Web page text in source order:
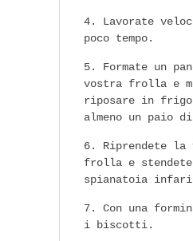
Lavorate
poco tempo.
Formate un
vostra frolla e
riposare in
almeno un paio
Riprendete la
frolla e
spianatoia
Con una
i biscotti.